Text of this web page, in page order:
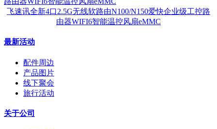
飞速讯全新4口2.5G无线软路由N100/N150爱快企业级工控路
由器WIFI6智能温控风扇eMMC
最新活动
配件周边
产品图片
线下聚会
旅行活动
关于公司